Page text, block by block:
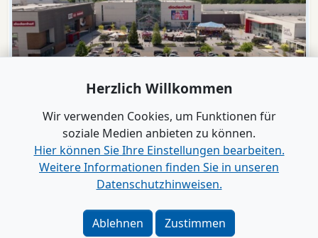
dodenhof
dodenhof als Arbeitgeber in Kaltenkirchen
Alle Videos anzeigen
Verlag|Kontakt
|Datenschutz|Barrierefreiheit
Herzlich Willkommen
Wir verwenden Cookies, um Funktionen für
soziale Medien anbieten zu können.
Hier können Sie Ihre Einstellungen bearbeiten.
Weitere Informationen finden Sie in unseren
Datenschutzhinweisen.
Ablehnen Zustimmen